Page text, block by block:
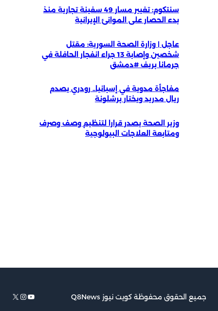
سنتكوم: تغيير مسار 49 سفينة تجارية منذ
بدء الحصار على الموانئ الإيرانية
عاجل | وزارة الصحة السورية: مقتل
شخصين وإصابة 13 جراء انفجار الحافلة في
جرمانا بريف #دمشق
مفاجأة مدوية في إسبانيا.. رودري يصدم
ريال مدريد ويختار برشلونة
وزير الصحة يصدر قرارا لتنظيم وصف وصرف
ومتابعة العلاجات البيولوجية
جميع الحقوق محفوظة كويت نيوز Q8News يوتيوبإكس